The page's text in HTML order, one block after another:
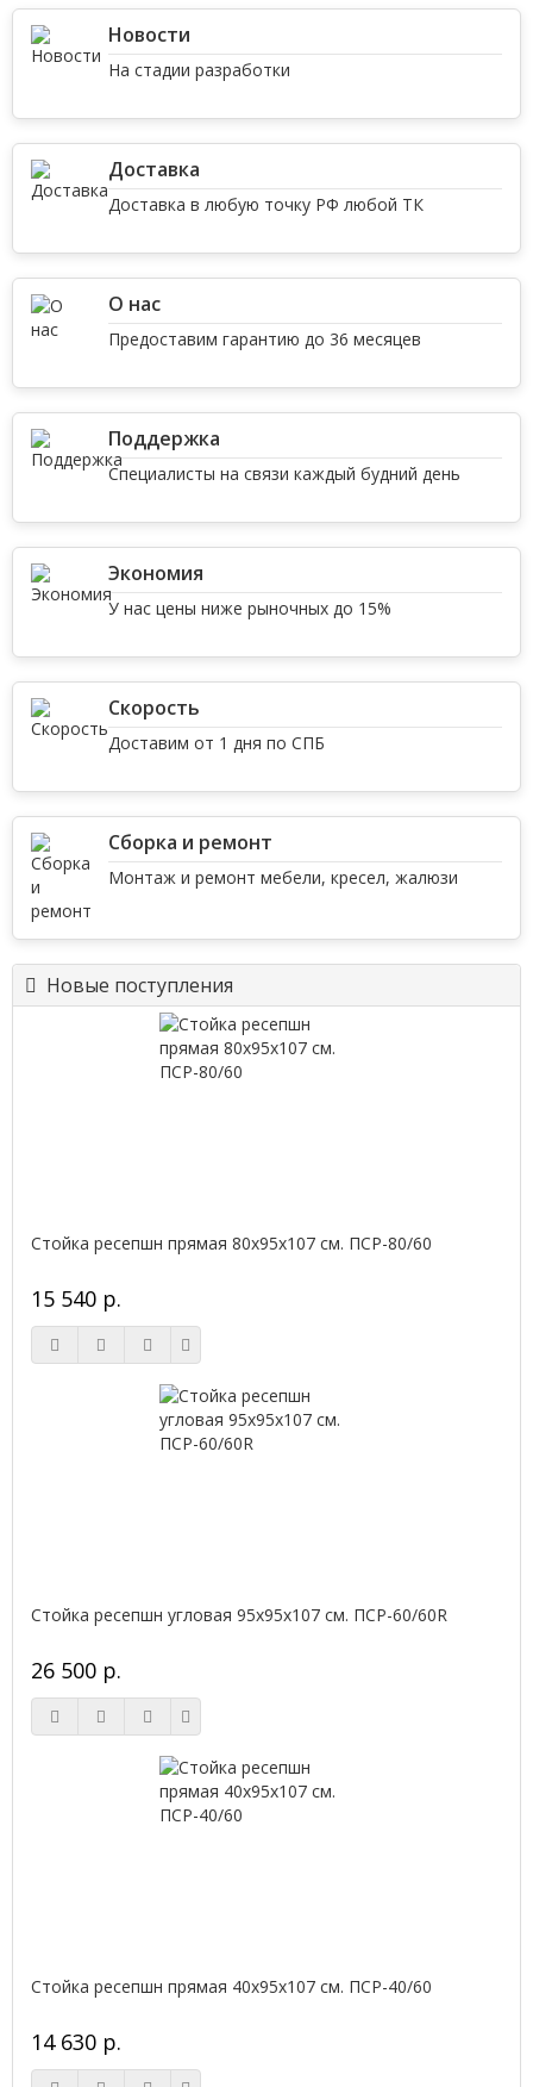
Новости
На стадии разработки
Доставка
Доставка в любую точку РФ любой ТК
О нас
Предоставим гарантию до 36 месяцев
Поддержка
Специалисты на связи каждый будний день
Экономия
У нас цены ниже рыночных до 15%
Скорость
Доставим от 1 дня по СПБ
Сборка и ремонт
Монтаж и ремонт мебели, кресел, жалюзи
Новые поступления
Стойка ресепшн прямая 80х95х107 см. ПСР-80/60
15 540 р.
Стойка ресепшн угловая 95х95х107 см. ПСР-60/60R
26 500 р.
Стойка ресепшн прямая 40х95х107 см. ПСР-40/60
14 630 р.